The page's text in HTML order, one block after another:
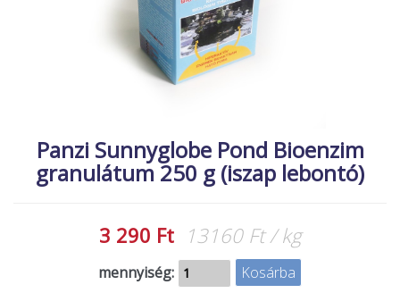
ÉLŐ ÉDESVÍZI
NÖVÉNYEK
EGYÉB
Panzi Sunnyglobe Pond Bioenzim
granulátum 250 g (iszap lebontó)
3 290 Ft 13160 Ft / kg
mennyiség: